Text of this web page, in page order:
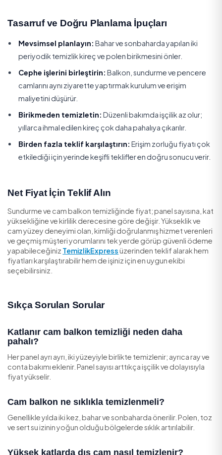
Sadece cam değil, ray ve contaların da temizlenmesi
sorunsuz çalışmasını sağlar. Detaylı ray temizliği
eklendiğinde işçilik artar. Geniş cephe işleri içincam
temizlemehizmetiyle birlikte planlanabilir.
Düzenli Temizliğin Sisteme ve
Etkisi
Temiz cam balkon, hem yaşam alanına ışık ve ferahlık
bakımı, panellerin takılmadan açılıp kapanmasını sağlar
mekanik aşınmayı azaltır. İhmal edilen sistemlerde kireç
leke bırakır ve raylar zamanla sıkışır. Bu yüzden düzenli
hem estetik hem koruyucu bir bakımdır.
Tasarruf ve Doğru Planlama İpuçları
periyodik temizlik kireç ve polen birikmesini önler.
camlarını aynı ziyarette yaptırmak kurulum ve erişim
Birikmeden temizletin:Düzenli bakımda işçilik az
Birden fazla teklif karşılaştırın:Erişim zorluğu
etkilediği için yerinde keşifli teklifler en doğru